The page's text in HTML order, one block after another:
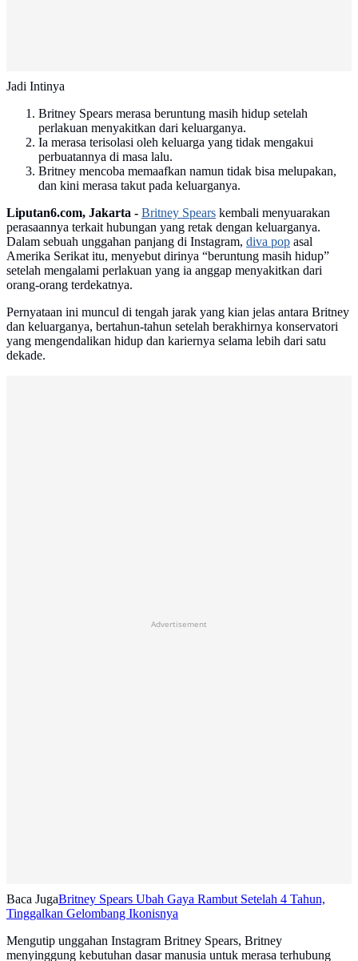
Jadi Intinya
Britney Spears merasa beruntung masih hidup setelah
perlakuan menyakitkan dari keluarganya.
Ia merasa terisolasi oleh keluarga yang tidak mengakui
perbuatannya di masa lalu.
Britney mencoba memaafkan namun tidak bisa melupakan,
dan kini merasa takut pada keluarganya.
Liputan6.com, Jakarta - Britney Spears kembali menyuarakan
perasaannya terkait hubungan yang retak dengan keluarganya.
Dalam sebuah unggahan panjang di Instagram, diva pop asal
Amerika Serikat itu, menyebut dirinya “beruntung masih hidup”
setelah mengalami perlakuan yang ia anggap menyakitkan dari
orang-orang terdekatnya.
Pernyataan ini muncul di tengah jarak yang kian jelas antara Britney
dan keluarganya, bertahun-tahun setelah berakhirnya konservatori
yang mengendalikan hidup dan kariernya selama lebih dari satu
dekade.
Advertisement
Baca JugaBritney Spears Ubah Gaya Rambut Setelah 4 Tahun,
Tinggalkan Gelombang Ikonisnya
Mengutip unggahan Instagram Britney Spears, Britney
menyinggung kebutuhan dasar manusia untuk merasa terhubung